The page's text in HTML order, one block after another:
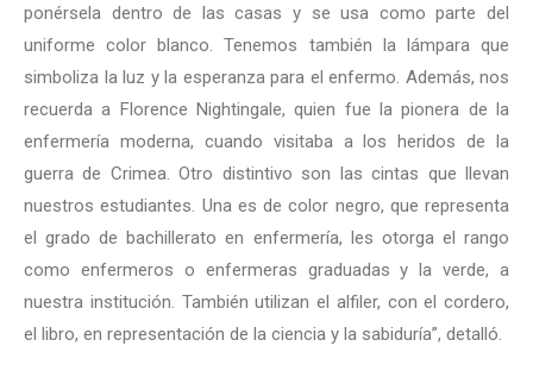
ponérsela dentro de las casas y se usa como parte del
uniforme color blanco. Tenemos también la lámpara que
simboliza la luz y la esperanza para el enfermo. Además, nos
recuerda a Florence Nightingale, quien fue la pionera de la
enfermería moderna, cuando visitaba a los heridos de la
guerra de Crimea. Otro distintivo son las cintas que llevan
nuestros estudiantes. Una es de color negro, que representa
el grado de bachillerato en enfermería, les otorga el rango
como enfermeros o enfermeras graduadas y la verde, a
nuestra institución. También utilizan el alfiler, con el cordero,
el libro, en representación de la ciencia y la sabiduría”, detalló.